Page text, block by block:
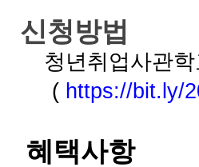
신청방법
청년취업사관
( https://bit.ly/
혜택사항